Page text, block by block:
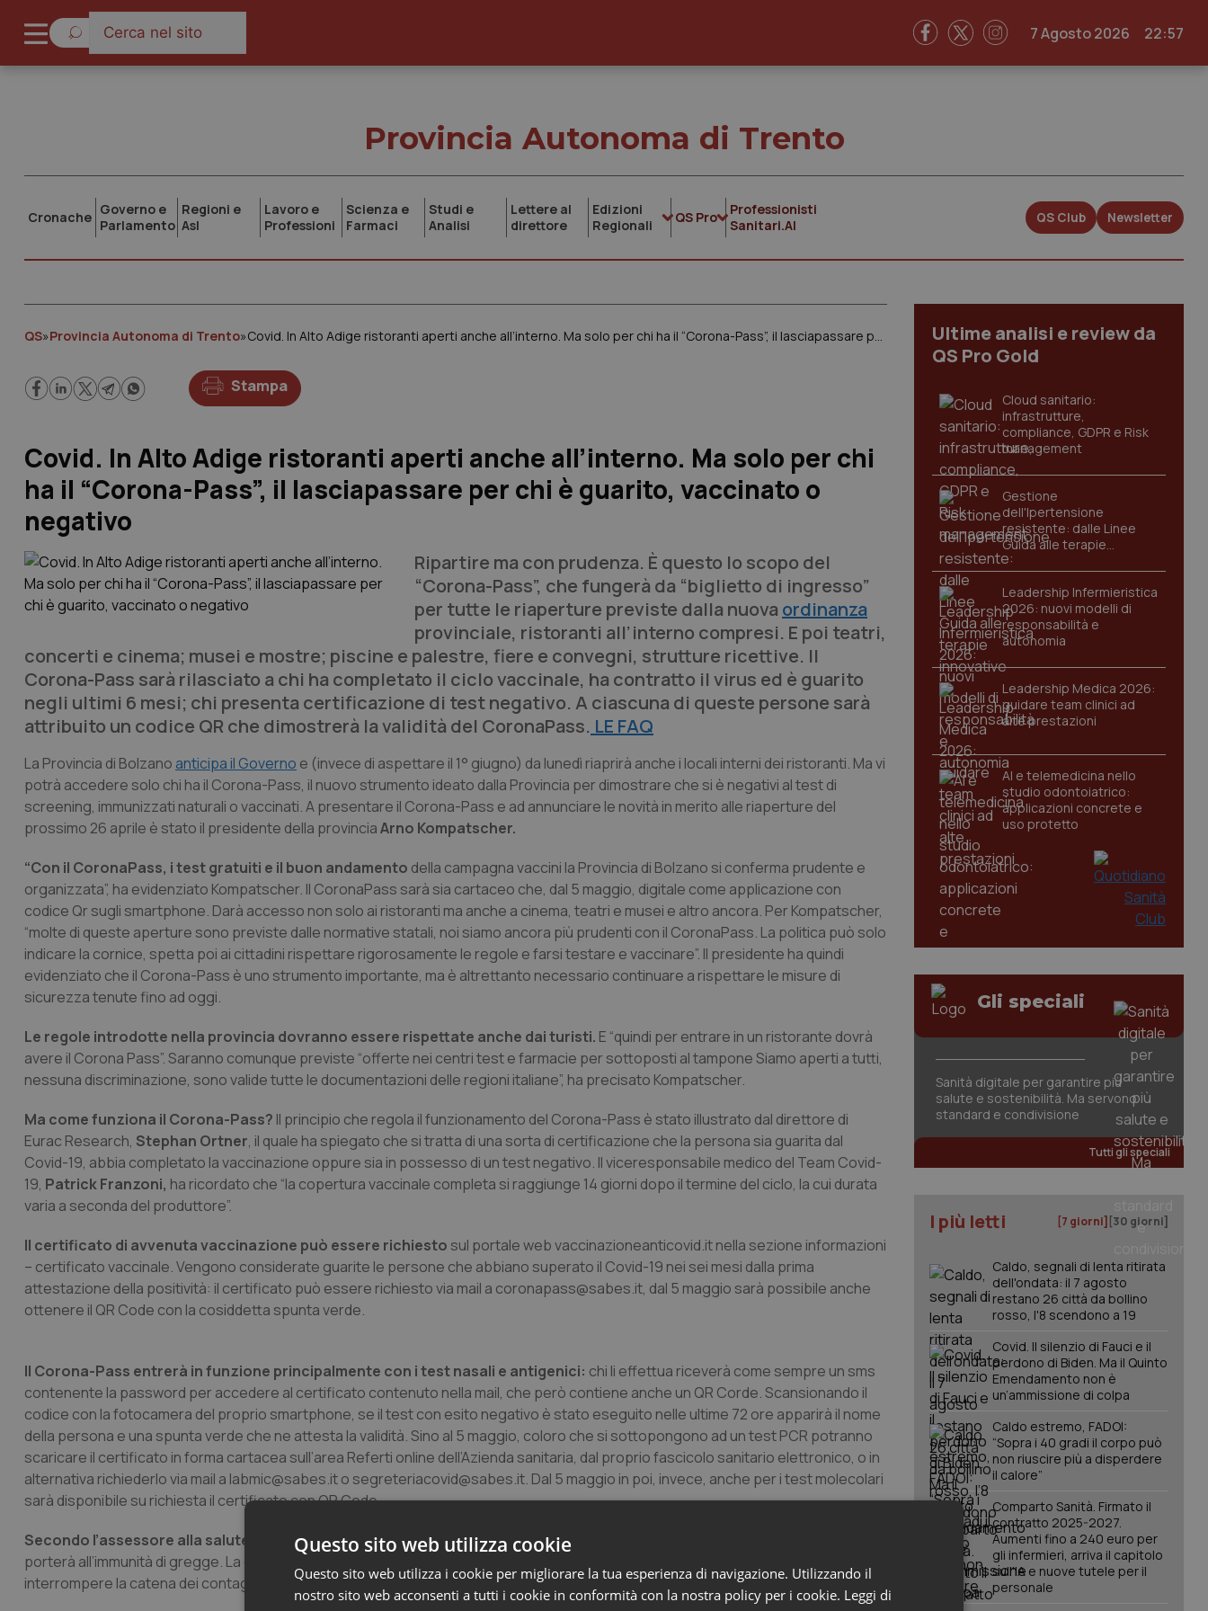
7 Agosto 2026 22:57
Provincia Autonoma di Trento
Cronache Governo e
Parlamento
Regioni e
Asl
Lavoro e
Professioni
Scienza e
Farmaci
Studi e
Analisi
Lettere al
direttore
Edizioni
Regionali
QS Pro
Professionisti
Sanitari.AI
QS Club Newsletter
QS»Provincia Autonoma di Trento» Covid. In Alto Adige ristoranti aperti anche all’interno. Ma solo per chi ha il “Corona-Pass”, il lasciapassare per chi è guarito, vaccinato o negativo
Stampa
Covid. In Alto Adige ristoranti aperti anche all’interno. Ma solo per chi
ha il “Corona-Pass”, il lasciapassare per chi è guarito, vaccinato o
negativo
Ripartire ma con prudenza. È questo lo scopo del
“Corona-Pass”, che fungerà da “biglietto di ingresso”
per tutte le riaperture previste dalla nuova ordinanza
provinciale, ristoranti all’interno compresi. E poi teatri,
concerti e cinema; musei e mostre; piscine e palestre, fiere e convegni, strutture ricettive. Il
Corona-Pass sarà rilasciato a chi ha completato il ciclo vaccinale, ha contratto il virus ed è guarito
negli ultimi 6 mesi; chi presenta certificazione di test negativo. A ciascuna di queste persone sarà
attribuito un codice QR che dimostrerà la validità del CoronaPass. LE FAQ
La Provincia di Bolzano anticipa il Governo e (invece di aspettare il 1° giugno) da lunedì riaprirà anche i locali interni dei ristoranti. Ma vi
potrà accedere solo chi ha il Corona-Pass, il nuovo strumento ideato dalla Provincia per dimostrare che si è negativi al test di
screening, immunizzati naturali o vaccinati. A presentare il Corona-Pass e ad annunciare le novità in merito alle riaperture del
prossimo 26 aprile è stato il presidente della provinciaArno Kompatscher.
“Con il CoronaPass, i test gratuiti e il buon andamento della campagna vaccini la Provincia di Bolzano si conferma prudente e
organizzata”, ha evidenziato Kompatscher. Il CoronaPass sarà sia cartaceo che, dal 5 maggio, digitale come applicazione con
codice Qr sugli smartphone. Darà accesso non solo ai ristoranti ma anche a cinema, teatri e musei e altro ancora. Per Kompatscher,
“molte di queste aperture sono previste dalle normative statali, noi siamo ancora più prudenti con il CoronaPass. La politica può solo
indicare la cornice, spetta poi ai cittadini rispettare rigorosamente le regole e farsi testare e vaccinare”. Il presidente ha quindi
evidenziato che il Corona-Pass è uno strumento importante, ma è altrettanto necessario continuare a rispettare le misure di
sicurezza tenute fino ad oggi.
Le regole introdotte nella provincia dovranno essere rispettate anche dai turisti. E “quindi per entrare in un ristorante dovrà
avere il Corona Pass”. Saranno comunque previste “offerte nei centri test e farmacie per sottoposti al tampone Siamo aperti a tutti,
nessuna discriminazione, sono valide tutte le documentazioni delle regioni italiane”, ha precisato Kompatscher.
Ma come funziona il Corona-Pass? Il principio che regola il funzionamento del Corona-Pass è stato illustrato dal direttore di
Eurac Research, Stephan Ortner, il quale ha spiegato che si tratta di una sorta di certificazione che la persona sia guarita dal
Covid-19, abbia completato la vaccinazione oppure sia in possesso di un test negativo. Il viceresponsabile medico del Team Covid-
19, Patrick Franzoni, ha ricordato che “la copertura vaccinale completa si raggiunge 14 giorni dopo il termine del ciclo, la cui durata
varia a seconda del produttore”.
Il certificato di avvenuta vaccinazione può essere richiesto sul portale web vaccinazioneanticovid.it nella sezione informazioni
– certificato vaccinale. Vengono considerate guarite le persone che abbiano superato il Covid-19 nei sei mesi dalla prima
attestazione della positività: il certificato può essere richiesto via mail a coronapass@sabes.it, dal 5 maggio sarà possibile anche
ottenere il QR Code con la cosiddetta spunta verde.
Il Corona-Pass entrerà in funzione principalmente con i test nasali e antigenici: chi li effettua riceverà come sempre un sms
contenente la password per accedere al certificato contenuto nella mail, che però contiene anche un QR Corde. Scansionando il
codice con la fotocamera del proprio smartphone, se il test con esito negativo è stato eseguito nelle ultime 72 ore apparirà il nome
della persona e una spunta verde che ne attesta la validità. Sino al 5 maggio, coloro che si sottopongono ad un test PCR potranno
scaricare il certificato in forma cartacea sull’area Referti online dell’Azienda sanitaria, dal proprio fascicolo sanitario elettronico, o in
alternativa richiederlo via mail a labmic@sabes.ito segreteriacovid@sabes.it. Dal 5 maggio in poi, invece, anche per i test molecolari
sarà disponibile su richiesta il certificato con QR Code.
Secondo l’assessore alla salute Thomas Widmann, il Corona-Pass rappresenta “una soluzione-ponte lungo la strada che
porterà all’immunità di gregge. La chiave per raggiungere questo risultato si chiama test a tappeto, il modo migliore per
interrompere la catena dei contagi”.
Ultime analisi e review da
QS Pro Gold
Cloud sanitario:
infrastrutture,
compliance, GDPR e Risk
management
Gestione
dell'Ipertensione
resistente: dalle Linee
Guida alle terapie
innovative
Leadership Infermieristica
2026: nuovi modelli di
responsabilità e
autonomia
Leadership Medica 2026:
guidare team clinici ad
alte prestazioni
AI e telemedicina nello
studio odontoiatrico:
applicazioni concrete e
uso protetto
Gli speciali
Sanità digitale per garantire più
salute e sostenibilità. Ma servono
standard e condivisione
Tutti gli speciali
I più letti [7 giorni] [30 giorni]
Caldo, segnali di lenta ritirata
dell'ondata: il 7 agosto
restano 26 città da bollino
rosso, l'8 scendono a 19
Covid. Il silenzio di Fauci e il
perdono di Biden. Ma il Quinto
Emendamento non è
un’ammissione di colpa
Caldo estremo, FADOI:
“Sopra i 40 gradi il corpo può
non riuscire più a disperdere
il calore”
Comparto Sanità. Firmato il
contratto 2025-2027.
Aumenti fino a 240 euro per
gli infermieri, arriva il capitolo
sull'IA e nuove tutele per il
personale
Questo sito web utilizza cookie
Questo sito web utilizza i cookie per migliorare la tua esperienza di navigazione. Utilizzando il
nostro sito web acconsenti a tutti i cookie in conformità con la nostra policy per i cookie. Leggi di